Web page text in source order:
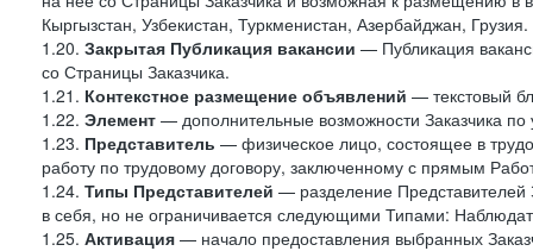
Кыргызстан, Узбекистан, Туркменистан, Азербайджан, Грузия.
1.20. Закрытая Публикация вакансии — Публикация
со Страницы Заказчика.
1.21. Контекстное размещение объявлений — текстовый
1.22. Элемент — дополнительные возможности Заказчика
1.23. Представитель — физическое лицо, состоящее в
работу по трудовому договору, заключенному с прямым
1.24. Типы Представителей — разделение Представителей
в себя, но не ограничивается следующими Типами:
1.25. Активация — начало предоставления выбранных